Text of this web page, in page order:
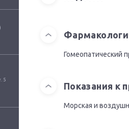
5
Гомеопатический
Показания к
Морская и